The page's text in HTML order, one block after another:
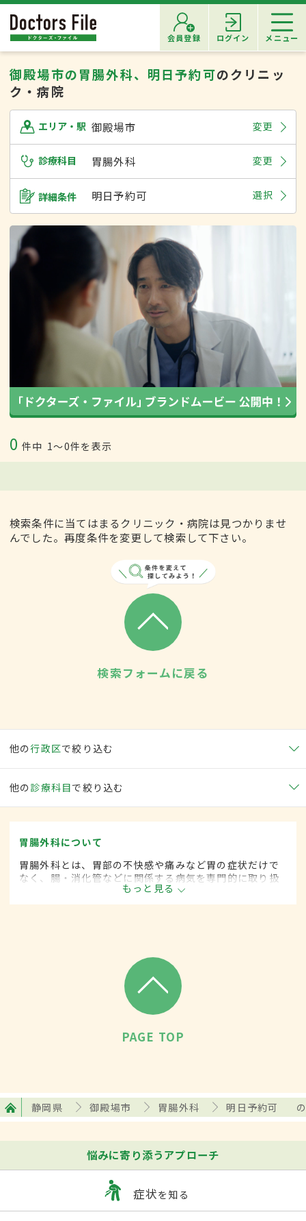
会員登録 ログイン メニュー
御殿場市の胃腸外科、明日予約可のクリニッ
ク・病院
エリア・駅 御殿場市 変更
診療科目 胃腸外科 変更
詳細条件 明日予約可 選択
0 件中 1〜0件を表示
検索条件に当てはまるクリニック・病院は見つかりませ
んでした。再度条件を変更して検索して下さい。
検索フォームに戻る
他の行政区で絞り込む
他の 診療科目で絞り込む
胃腸外科について
胃腸外科とは、胃部の不快感や痛みなど胃の症状だけで
なく、腸・消化管などに関係する病気を専門的に取り扱
う外科の一領域です。平成20年4月の制度改正前は、胃
腸科と呼ばれていました。
もっと見る
PAGE TOP
静岡県 御殿場市 胃腸外科 明日予約可
悩みに寄り添うアプローチ
症状を知る